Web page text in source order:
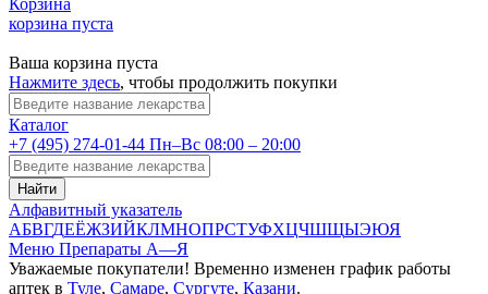
Корзина
корзина пуста
Ваша корзина пуста
Нажмите здесь, чтобы продолжить покупки
Каталог
+7 (495) 274-01-44 Пн–Вс 08:00 – 20:00
Найти
Алфавитный указатель
АБВГДЕЁЖЗИЙКЛМНОПРСТУФХЦЧШЩЫЭЮЯ
Меню Препараты А—Я
Уважаемые покупатели! Временно изменен график работы
аптек в Туле, Самаре, Сургуте, Казани.